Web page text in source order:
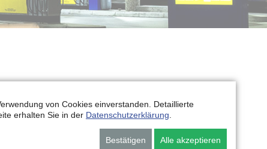
von Cookies einverstanden. Detaillierte
erhalten Sie in der Datenschutzerklärung
Bestätigen Alle akzeptieren